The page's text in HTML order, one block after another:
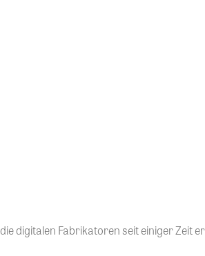
digitalen Fabrikatoren seit einiger Zeit